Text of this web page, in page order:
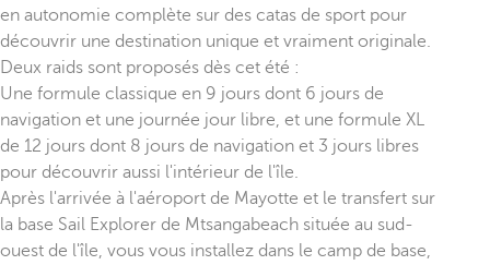
en autonomie complète sur des catas de sport pour
découvrir une destination unique et vraiment originale.
Deux raids sont proposés dès cet été :
Une formule classique en 9 jours dont 6 jours de
navigation et une journée jour libre, et une formule XL
de 12 jours dont 8 jours de navigation et 3 jours libres
pour découvrir aussi l'intérieur de l'île.
Après l'arrivée à l'aéroport de Mayotte et le transfert sur
la base Sail Explorer de Mtsangabeach située au sud-
ouest de l'île, vous vous installez dans le camp de base,